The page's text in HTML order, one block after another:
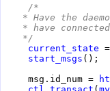
/*
* Have the
* have
	 */
current_state
start_msgs
     msg.id_num =